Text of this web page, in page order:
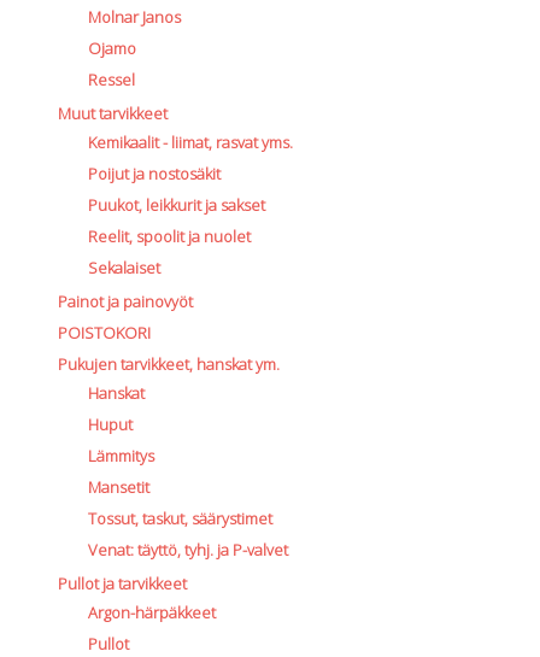
Molnar Janos
Ojamo
Ressel
Muut tarvikkeet
Kemikaalit - liimat, rasvat yms.
Poijut ja nostosäkit
Puukot, leikkurit ja sakset
Reelit, spoolit ja nuolet
Sekalaiset
Painot ja painovyöt
POISTOKORI
Pukujen tarvikkeet, hanskat ym.
Hanskat
Huput
Lämmitys
Mansetit
Tossut, taskut, säärystimet
Venat: täyttö, tyhj. ja P-valvet
Pullot ja tarvikkeet
Argon-härpäkkeet
Pullot